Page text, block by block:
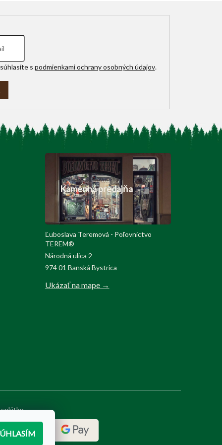
s podmienkami ochrany osobných údajov.
Kamenná predajňa
Ľuboslava Teremová - Poľovnictvo
TEREM®
Národná ulica 2
974 01 Banská Bystrica
Ukázať na mape →
splátky